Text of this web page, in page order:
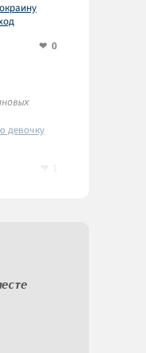
0
девочку